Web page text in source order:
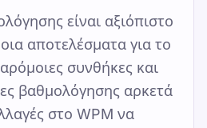
είναι αξιόπιστο
αποτελέσματα για το
συνθήκες και
βαθμολόγησης αρκετά
στο WPM να